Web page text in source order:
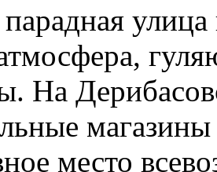
На
место